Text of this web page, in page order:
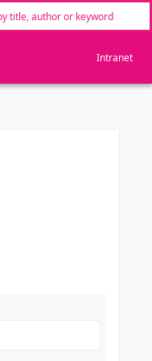
Intranet